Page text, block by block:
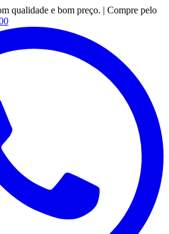
qualidade e bom preço. | Compre pelo